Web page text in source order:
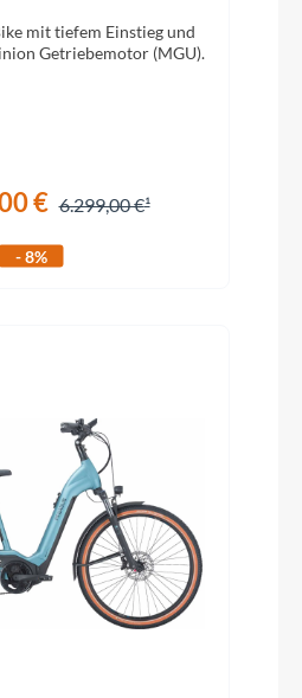
mit tiefem Einstieg und
Getriebemotor (MGU).
€ 6.299,00 €
- 8%